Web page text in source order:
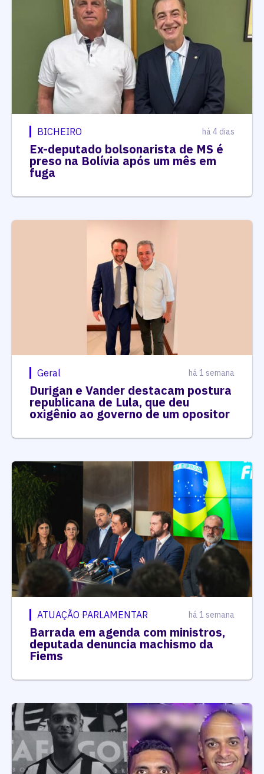
BICHEIRO há 4 dias
Ex-deputado bolsonarista de MS é
preso na Bolívia após um mês em
fuga
Geral há 1 semana
Durigan e Vander destacam postura
republicana de Lula, que deu
oxigênio ao governo de um opositor
ATUAÇÃO PARLAMENTAR há 1 semana
Barrada em agenda com ministros,
deputada denuncia machismo da
Fiems